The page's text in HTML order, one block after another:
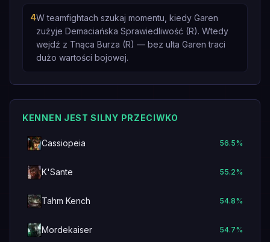
4W teamfightach szukaj momentu, kiedy Garen
zużyje Demaciańska Sprawiedliwość (R). Wtedy
wejdź z Tnąca Burza (R) — bez ulta Garen traci
dużo wartości bojowej.
KENNEN JEST SILNY PRZECIWKO
Cassiopeia 56.5%
K'Sante 55.2%
Tahm Kench 54.8%
Mordekaiser 54.7%